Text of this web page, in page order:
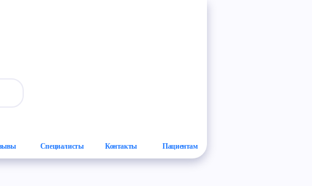
Специалисты Контакты Пациентам